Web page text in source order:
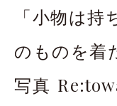
「小物は
のものを着
写真